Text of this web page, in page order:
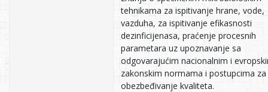
tehnikama za ispitivanje hrane, vode,
vazduha, za ispitivanje efikasnosti
dezinficijenasa, praćenje procesnih
parametara uz upoznavanje sa
odgovarajućim nacionalnim i
zakonskim normama i postupcima za
obezbeđivanje kvaliteta.